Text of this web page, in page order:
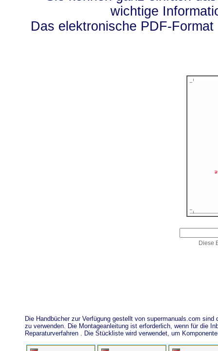
wichtige
Das elektronische PDF-
Diese
Die Handbücher zur Verfügung gestellt von supermanuals.com
zu verwenden. Die Montageanleitung ist erforderlich, wenn für die
Reparaturverfahren . Die Stückliste wird verwendet, um